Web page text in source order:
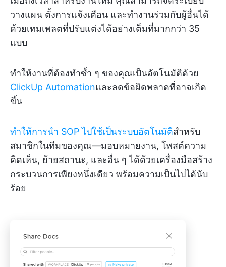
วางแผน ตั้งการแจ้งเตือน และทำงานร่วมกับผู้อื่นได้
ด้วยเทมเพลตที่ปรับแต่งได้อย่างเต็มที่มากกว่า 35
แบบ
ทำให้งานที่ต้องทำซ้ำ ๆ ของคุณเป็นอัตโนมัติด้วย
ClickUp Automationและลดข้อผิดพลาดที่อาจเกิด
ขึ้น
ทำให้การนำ SOP ไปใช้เป็นระบบอัตโนมัติสำหรับ
สมาชิกในทีมของคุณ—มอบหมายงาน, โพสต์ความ
คิดเห็น, ย้ายสถานะ, และอื่น ๆ ได้ด้วยเครื่องมือสร้าง
กระบวนการเพียงหนึ่งเดียว พร้อมความเป็นไปได้นับ
ร้อย